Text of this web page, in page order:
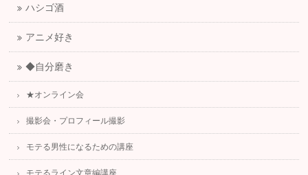
ハシゴ酒
アニメ好き
◆自分磨き
★オンライン会
撮影会・プロフィール撮影
モテる男性になるための講座